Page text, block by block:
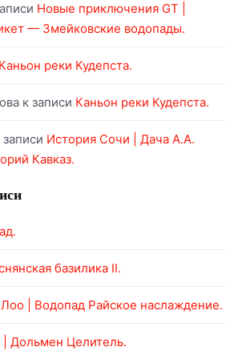
Новые приключения GT |
— Змейковские водопады.
Каньон реки Кудепста.
к записи Каньон реки Кудепста.
записи История Сочи | Дача А.А.
Кавказ.
базилика II.
| Водопад Райское наслаждение.
Дольмен Целитель.